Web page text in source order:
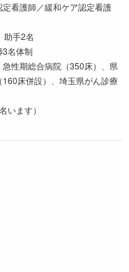
看護師／緩和ケア認定看護
助手2名
3名体制
急性期総合病院（350床）、県
床併設）、埼玉県がん診療
います）